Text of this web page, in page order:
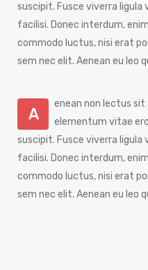
suscipit. Fusce viverra ligula
facilisi. Donec interdum,
commodo luctus, nisi erat
sem nec elit. Aenean eu leo
A
enean non lectus
elementum vitae
suscipit. Fusce viverra ligula
facilisi. Donec interdum,
commodo luctus, nisi erat
sem nec elit. Aenean eu leo